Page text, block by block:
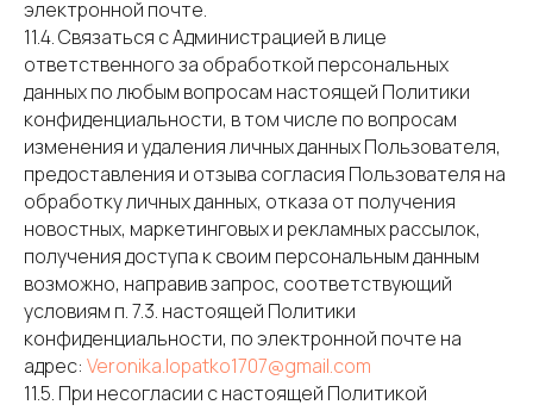
электронной почте.
11.4. Связаться с Администрацией в лице
ответственного за обработкой персональных
данных по любым вопросам настоящей Политики
конфиденциальности, в том числе по вопросам
изменения и удаления личных данных Пользователя,
предоставления и отзыва согласия Пользователя на
обработку личных данных, отказа от получения
новостных, маркетинговых и рекламных рассылок,
получения доступа к своим персональным данным
возможно, направив запрос, соответствующий
условиям п. 7.3. настоящей Политики
конфиденциальности, по электронной почте на
адрес: Veronika.lopatko1707@gmail.com
11.5. При несогласии с настоящей Политикой